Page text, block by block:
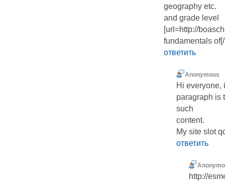
geography etc.
and grade level
[url=http://
fundamentals
ответить
Anonymous
Hi everyone,
paragraph is
such
content.
My site slot
ответить
http://